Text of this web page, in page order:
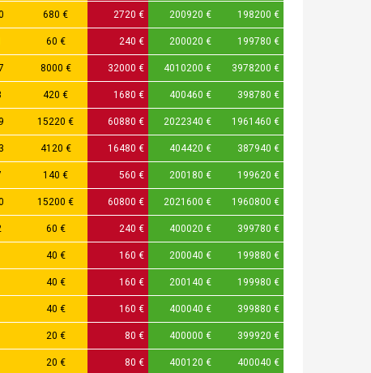
680 € 2720 € 200920 € 198200 €
60 € 240 € 200020 € 199780 €
8000 € 32000 € 4010200 € 3978200 €
420 € 1680 € 400460 € 398780 €
15220 € 60880 € 2022340 € 1961460 €
4120 € 16480 € 404420 € 387940 €
140 € 560 € 200180 € 199620 €
15200 € 60800 € 2021600 € 1960800 €
60 € 240 € 400020 € 399780 €
40 € 160 € 200040 € 199880 €
40 € 160 € 200140 € 199980 €
40 € 160 € 400040 € 399880 €
20 € 80 € 400000 € 399920 €
20 € 80 € 400120 € 400040 €